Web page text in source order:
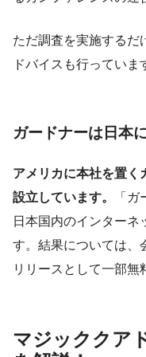
ただ調査を実施するだ
ドバイスも行っていま
ガードナーは日本
アメリカに本社を置く
設立しています。
「
日本国内のインターネ
す。結果については、
リリースとして一部無
マジッククア